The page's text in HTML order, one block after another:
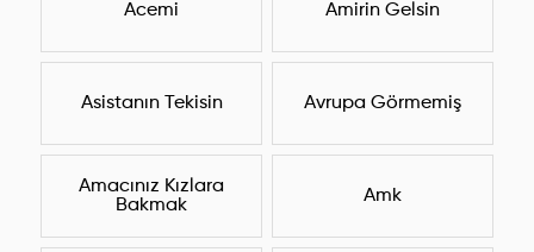
Acemi Amirin Gelsin
Asistanın Tekisin Avrupa Görmemiş
Amacınız Kızlara
Bakmak
Amk